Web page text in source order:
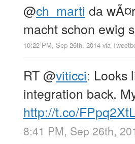
@ch_marti da
macht schon ewig
10:22 PM, Sep 26th, 2014 via
RT@viticci: Looks
integration back.
http://t.co/
8:41 PM, Sep 26th,